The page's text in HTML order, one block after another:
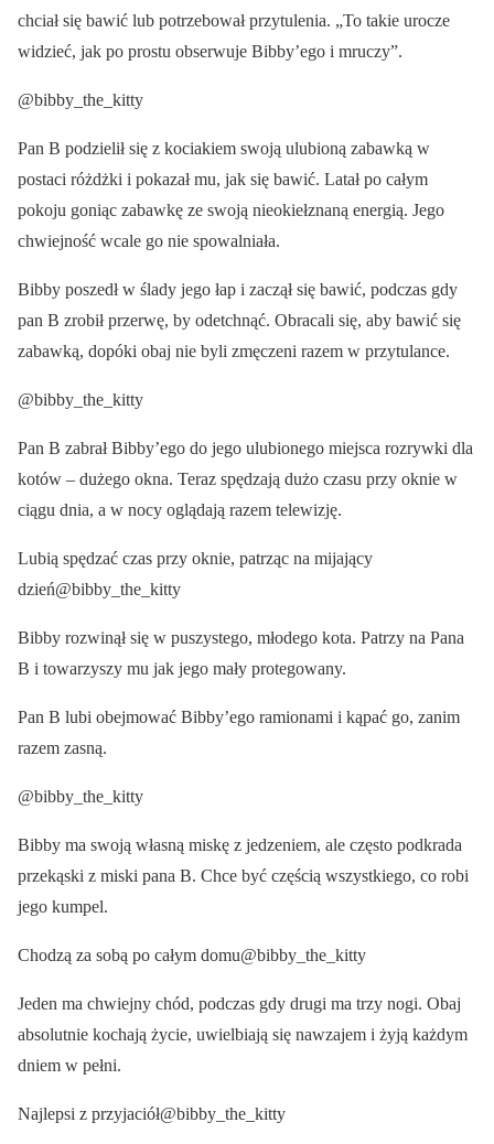
chciał się bawić lub potrzebował przytulenia. „To takie urocze
widzieć, jak po prostu obserwuje Bibby’ego i mruczy”.
@bibby_the_kitty
Pan B podzielił się z kociakiem swoją ulubioną zabawką w
postaci różdżki i pokazał mu, jak się bawić. Latał po całym
pokoju goniąc zabawkę ze swoją nieokiełznaną energią. Jego
chwiejność wcale go nie spowalniała.
Bibby poszedł w ślady jego łap i zaczął się bawić, podczas gdy
pan B zrobił przerwę, by odetchnąć. Obracali się, aby bawić się
zabawką, dopóki obaj nie byli zmęczeni razem w przytulance.
@bibby_the_kitty
Pan B zabrał Bibby’ego do jego ulubionego miejsca rozrywki dla
kotów – dużego okna. Teraz spędzają dużo czasu przy oknie w
ciągu dnia, a w nocy oglądają razem telewizję.
Lubią spędzać czas przy oknie, patrząc na mijający
dzień@bibby_the_kitty
Bibby rozwinął się w puszystego, młodego kota. Patrzy na Pana
B i towarzyszy mu jak jego mały protegowany.
Pan B lubi obejmować Bibby’ego ramionami i kąpać go, zanim
razem zasną.
@bibby_the_kitty
Bibby ma swoją własną miskę z jedzeniem, ale często podkrada
przekąski z miski pana B. Chce być częścią wszystkiego, co robi
jego kumpel.
Chodzą za sobą po całym domu@bibby_the_kitty
Jeden ma chwiejny chód, podczas gdy drugi ma trzy nogi. Obaj
absolutnie kochają życie, uwielbiają się nawzajem i żyją każdym
dniem w pełni.
Najlepsi z przyjaciół@bibby_the_kitty